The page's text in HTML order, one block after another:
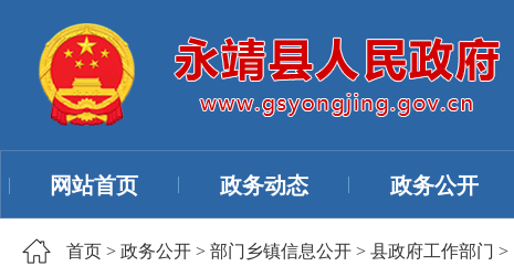
网站首页 政务动态 政务公开
首页 > 政务公开 > 部门乡镇信息公开 > 县政府工作部门 >